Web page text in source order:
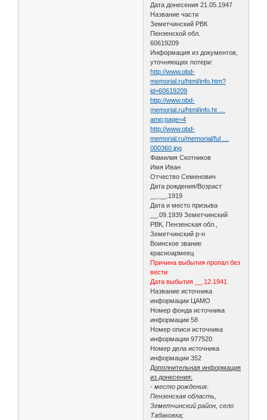
Дата донесения 21.05.1947
Название части
Земетчинский РВК
Пензенской обл.
60619209
Информация из документов,
уточняющих потери:
http://www.obd-
memorial.ru/html/info.htm?
id=60619209
http://www.obd-
memorial.ru/html/info.ht …
amp;page=4
http://www.obd-
memorial.ru/memorial/ful …
000360.jpg
Фамилия Скотников
Имя Иван
Отчество Семенович
Дата рождения/Возраст
__.__.1919
Дата и место призыва
__.09.1939 Земетчинский
РВК, Пензенская обл.,
Земетчинский р-н
Воинское звание
красноармеец
Причина выбытия пропал без
вести
Дата выбытия __.12.1941
Название источника
информации ЦАМО
Номер фонда источника
информации 58
Номер описи источника
информации 977520
Номер дела источника
информации 352
Дополнительная информация
из донесения:
- место рождения:
Пензенская область,
Земетчинский район, село
Табаковка;